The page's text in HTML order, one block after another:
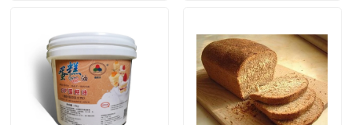
Émulsifiant alimentaire E471
Émulsifiant de catégorie comestible